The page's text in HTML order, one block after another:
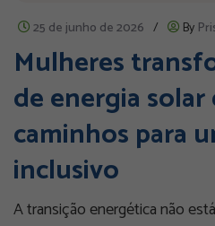
25 de junho de 2026 / By
Mulheres
de energia solar
caminhos para
inclusivo
A transição energética não